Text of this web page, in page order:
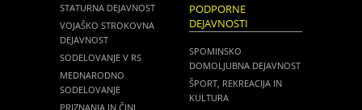
STATURNA DEJAVNOST
VOJAŠKO STROKOVNA
DEJAVNOST
SODELOVANJE V RS
MEDNARODNO
SODELOVANJE
PRIZNANJA IN ČINI
PODPORNE
DEJAVNOSTI
SPOMINSKO
DOMOLJUBNA DEJAVNOST
ŠPORT, REKREACIJA IN
KULTURA